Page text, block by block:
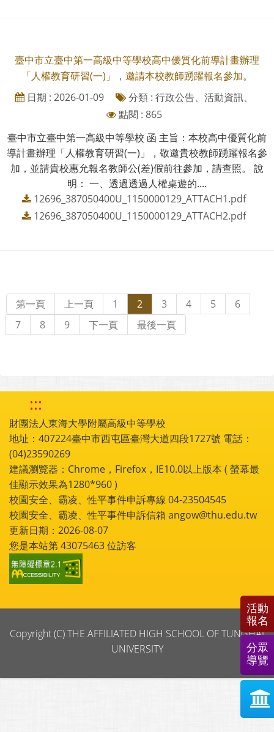
臺中市立臺中第一高級中等學校高中優質化前導計畫辦理
「人權教育研習(一)」，邀請本校教師踴躍報名參加。
日期 : 2026-01-09
分類 : 行政公告、活動資訊、
點閱 : 865
臺中市立臺中第一高級中等學校 函 主旨：本校高中優質化前
導計畫辦理「人權教育研習(一)」，敬邀貴校教師踴躍報名參
加，並請貴校惠允報名教師公(差)假前往參加，請查照。 說
明： 一、透過透過人權桌遊的....
12696_387050400U_1150000129_ATTACH1.pdf
12696_387050400U_1150000129_ATTACH2.pdf
第一頁 上一頁 1 2 3 4 5
6
7
8 9 下一頁 最後一頁
:::
財團法人東海大學附屬高級中等學校
地址：407224臺中市西屯區臺灣大道四段1727號 電話：
(04)23590269
建議瀏覽器：Chrome，Firefox，IE10.0以上版本 ( 螢幕最
佳顯示效果為1280*960 )
校園安全、霸凌、性平事件申訴專線 04-23504545
校園安全、霸凌、性平事件申訴信箱 angow@thu.edu.tw
更新日期：2026-08-07
您是本站第43075463位訪客
Copyright (C) THE AFFILIATED HIGH SCHOOL OF TUNGHAI
UNIVERSITY
活動
報名
分眾
導覽